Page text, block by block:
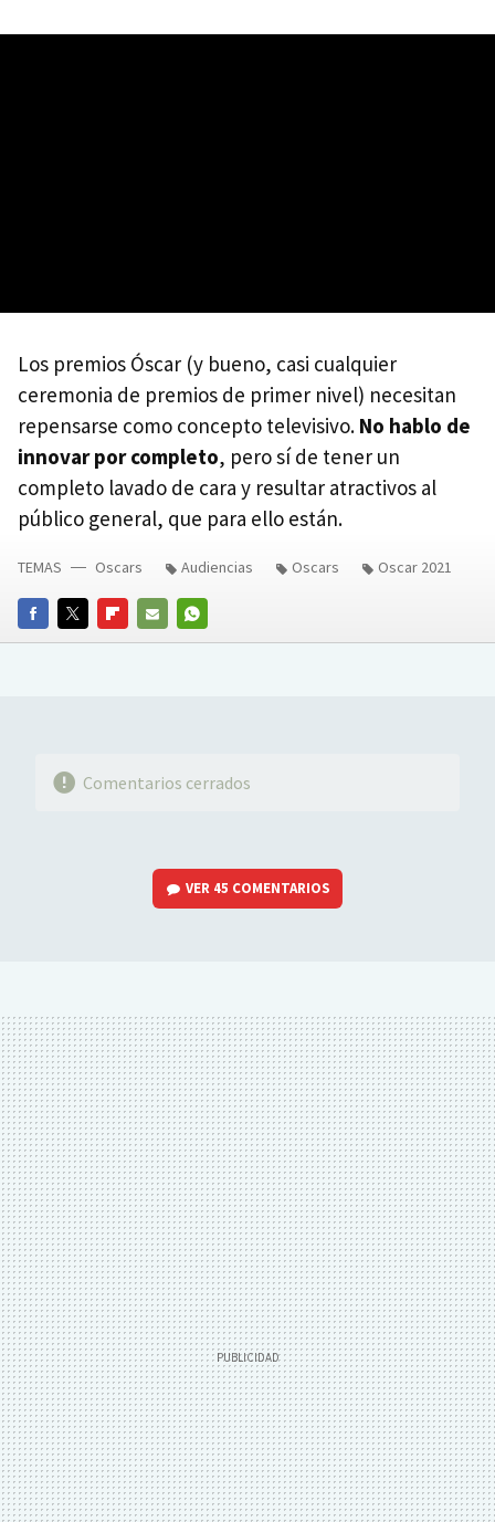
Los premios Óscar (y bueno, casi cualquier
ceremonia de premios de primer nivel) necesitan
repensarse como concepto televisivo. No hablo de
innovar por completo, pero sí de tener un
completo lavado de cara y resultar atractivos al
público general, que para ello están.
FACEBOOKTWITTERFLIPBOARD
E-
WHATSAPP
TEMAS Oscars Audiencias Oscars Oscar 2021
Comentarios cerrados
VER 45 COMENTARIOS